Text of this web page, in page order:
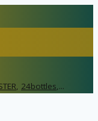
, 24bottles,...